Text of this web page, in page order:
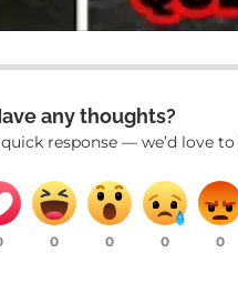
any thoughts?
response — we’d love
0 0 0 0